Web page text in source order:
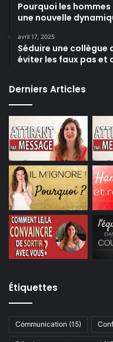
Pourquoi les
une nouvelle
avril 17, 2025
Séduire une collègue
éviter les faux pas et
Derniers Articles
Étiquettes
Communication (15)